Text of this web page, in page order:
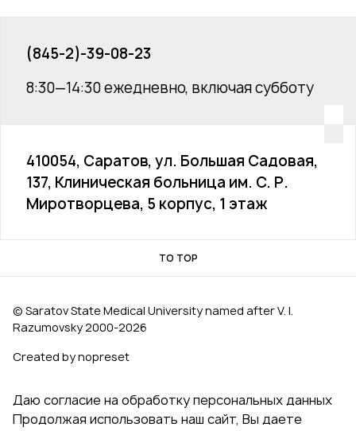
(845-2)-39-08-23
8:30—14:30 ежедневно, включая субботу
410054, Саратов, ул. Большая Садовая,
137, Клиническая больница им. С. Р.
Миротворцева, 5 корпус, 1 этаж
TO TOP
© Saratov State Medical University named after V. I.
Razumovsky 2000‑2026
Created by nopreset
Даю согласие на обработку персональных данных
Продолжая использовать наш сайт, Вы даете